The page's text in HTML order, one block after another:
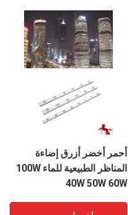
أحمر أخضر أزرق إضاءة
المناظر الطبيعية للماء 100W
40W 50W 60W